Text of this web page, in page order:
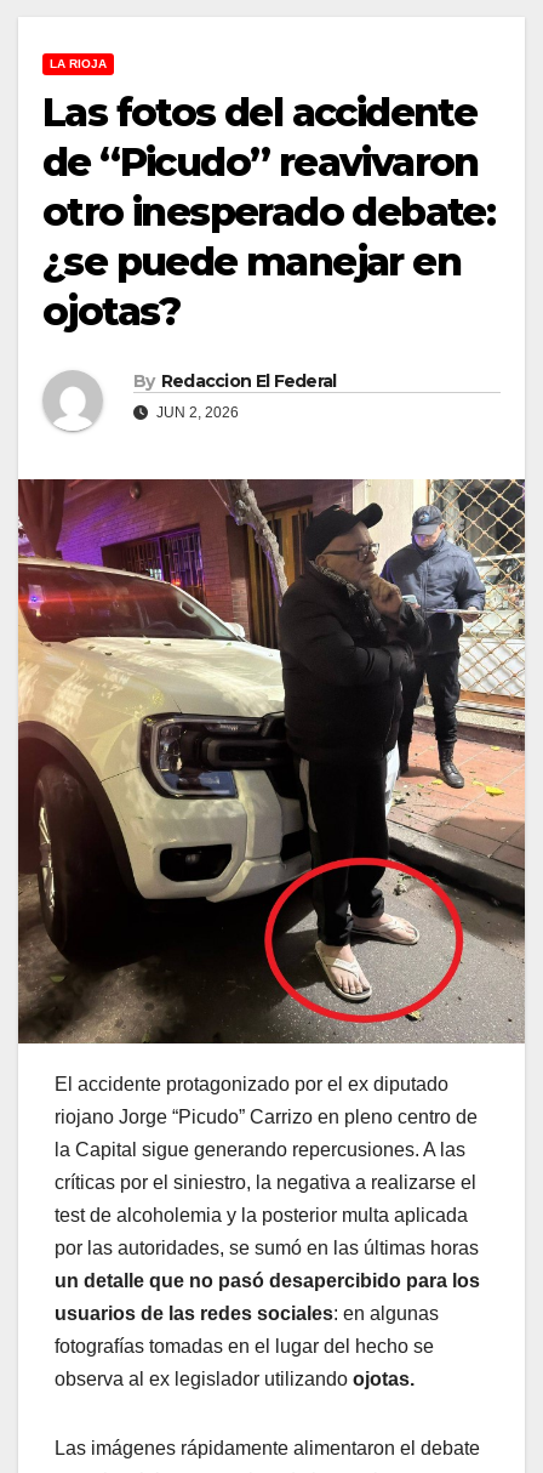
LA RIOJA
Las fotos del accidente
de “Picudo” reavivaron
otro inesperado debate:
¿se puede manejar en
ojotas?
By Redaccion El Federal
JUN 2, 2026
El accidente protagonizado por el ex diputado
riojano Jorge “Picudo” Carrizo en pleno centro de
la Capital sigue generando repercusiones. A las
críticas por el siniestro, la negativa a realizarse el
test de alcoholemia y la posterior multa aplicada
por las autoridades, se sumó en las últimas horas
un detalle que no pasó desapercibido para los
usuarios de las redes sociales: en algunas
fotografías tomadas en el lugar del hecho se
observa al ex legislador utilizando ojotas.
Las imágenes rápidamente alimentaron el debate